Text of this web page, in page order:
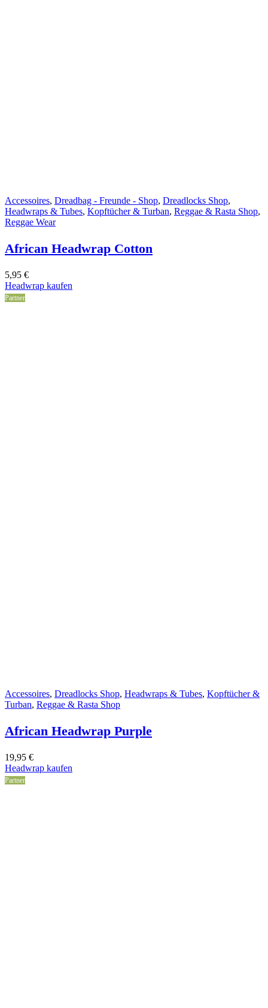
Accessoires, Dreadbag - Freunde - Shop, Dreadlocks Shop,
Headwraps & Tubes, Kopftücher & Turban, Reggae & Rasta Shop,
Reggae Wear
African Headwrap Cotton
5,95 €
Headwrap kaufen
Partner
Accessoires, Dreadlocks Shop, Headwraps & Tubes, Kopftücher &
Turban, Reggae & Rasta Shop
African Headwrap Purple
19,95 €
Headwrap kaufen
Partner